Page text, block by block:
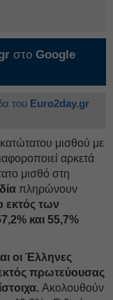
στο Google
του Euro2day.gr
κατώτατου μισθού με
αρκετά
μισθό στη
πληρώνουν
εκτός των
και 55,7%
οι Έλληνες
πρωτεύουσας
Ακολουθούν